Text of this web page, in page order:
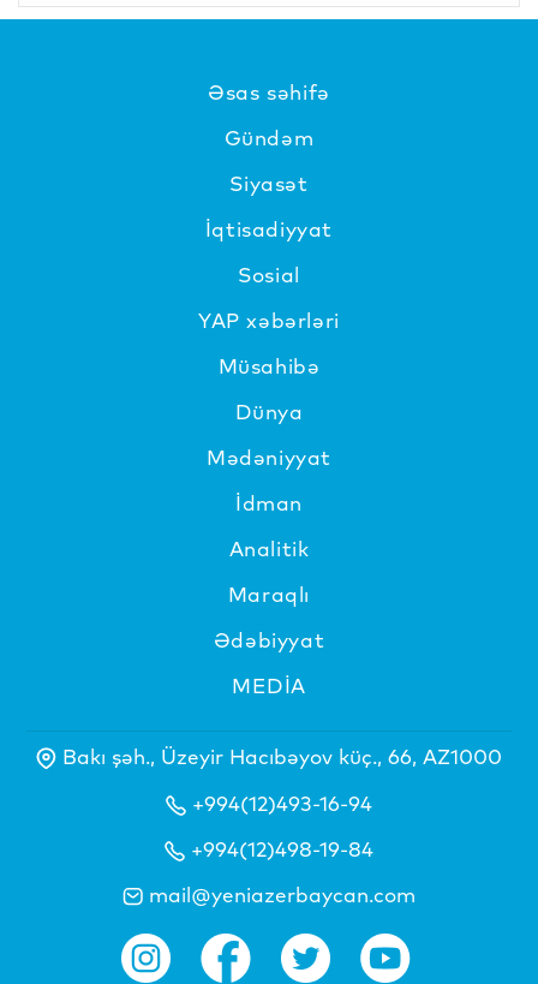
Əsas səhifə
Gündəm
Siyasət
İqtisadiyyat
Sosial
YAP xəbərləri
Müsahibə
Dünya
Mədəniyyat
İdman
Analitik
Maraqlı
Ədəbiyyat
MEDİA
Bakı şəh., Üzeyir Hacıbəyov küç., 66, AZ1000
+994(12)493-16-94
+994(12)498-19-84
mail@yeniazerbaycan.com